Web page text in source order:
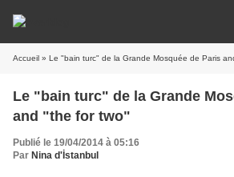
Accueil » Le "bain turc" de la Grande Mosquée de Paris
Le "bain turc" de la Grande
and "the for two"
Publié le 19/04/2014 à 05:16
Par Nina d'İstanbul